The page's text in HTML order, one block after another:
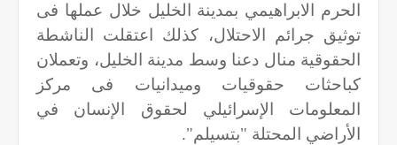
الحرم الابراهيمي بمدينة الخليل خلال عملها فى
توثيق جرائم الاحتلال، كذلك اعتقلت الناشطة
الحقوقية منال دعنا وسط مدينة الخليل، وتعملان
كباحثات حقوقيات وميدانيات فى مركز
المعلومات الإسرائيلي لحقوق الإنسان في
الأراضي المحتلة "بتسيلم".